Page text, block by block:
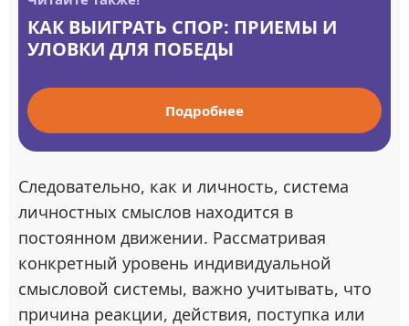
КАК ВЫИГРАТЬ СПОР: ПРИЕМЫ И
УЛОВКИ ДЛЯ ПОБЕДЫ
Подробнее
Следовательно, как и личность, система
личностных смыслов находится в
постоянном движении. Рассматривая
конкретный уровень индивидуальной
смысловой системы, важно учитывать, что
причина реакции, действия, поступка или